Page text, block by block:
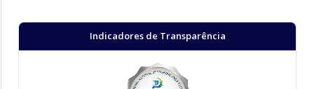
Indicadores de Transparência